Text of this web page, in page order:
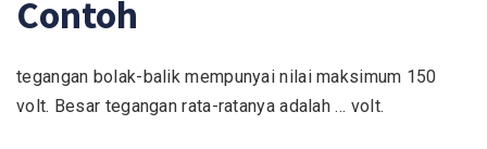
Contoh
tegangan bolak-balik mempunyai nilai maksimum 150
volt. Besar tegangan rata-ratanya adalah … volt.